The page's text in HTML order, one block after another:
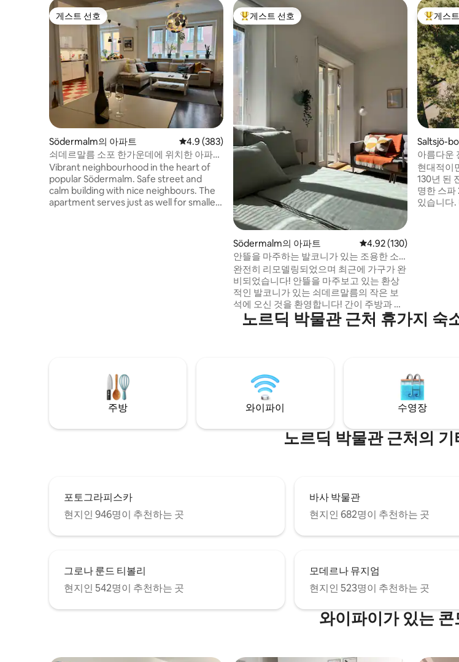
게스트 선호
게스트 선호
Södermalm의 아파트 평점 4.9점(5점 만점), 후기 383개
4.9 (383)
쇠데르말름 소포 한가운데에 위치한 아파
트, 67평방미터
Vibrant neighbourhood in the heart of
popular Södermalm. Safe street and
calm building with nice neighbours. The
apartment serves just as well for smaller
상위 게스트 선호
게스트 선호
Södermalm의 아파트 평점 4.92점(5점 만점), 후
4.92 (130)
안뜰을 마주하는 발코니가 있는 조용한 소
파 스튜디오
완전히 리모델링되었으며 최근에 가구가 완
비되었습니다! 안뜰을 마주보고 있는 환상
적인 발코니가 있는 쇠데르말름의 작은 보
석에 오신 것을 환영합니다! 간이 주방과 안
뜰을 향해 남쪽을 향하는 좋은 위치의 발코
니가 있는 침실 1개짜리 아파트입니다.
인 동네에서 가까운 거리에 있습니다. 이 지
역에는 아름다운 비타버그스파르켄뿐만 아
니라 스톡홀름 최고의 레스토랑과 매력적인
바 코스도 있습니다.
상위 게
게스
Saltsjö-
아름다운
름 근처
현대적이
130년 된
명한 스파
있습니다.
노르딕 박물관 근처 휴가지 숙
주방 와이파이 수영장
노르딕 박물관 근처의
포토그라피스카
현지인 946명이 추천하는 곳
바사 박물관
현지인 682명이 추천하는 곳
그로나 룬드 티볼리
현지인 542명이 추천하는 곳
모데르나 뮤지엄
현지인 523명이 추천하는 곳
와이파이가 있는 콘